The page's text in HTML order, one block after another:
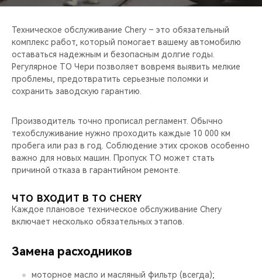
CHERY CONNECT
НАШИ МЕРОПРИЯТИЯ
CHERY ДЛЯ ДЕТЕЙ
Техническое обслуживание Chery – это обязательный
комплекс работ, который помогает вашему автомобилю
оставаться надежным и безопасным долгие годы.
Регулярное ТО Чери позволяет вовремя выявить мелкие
проблемы, предотвратить серьезные поломки и
сохранить заводскую гарантию.
Производитель точно прописал регламент. Обычно
техобслуживание нужно проходить каждые 10 000 км
пробега или раз в год. Соблюдение этих сроков особенно
важно для новых машин. Пропуск ТО может стать
причиной отказа в гарантийном ремонте.
ЧТО ВХОДИТ В ТО CHERY
Каждое плановое техническое обслуживание Chery
включает несколько обязательных этапов.
Замена расходников
моторное масло и масляный фильтр (всегда);